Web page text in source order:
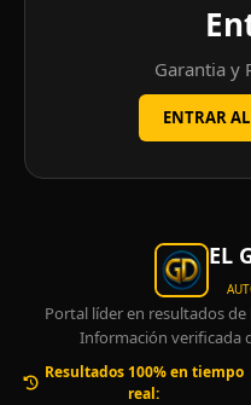
Garantia y
ENTRAR
EL
Portal líder en resultados
Información verificada
Resultados 100% en tiempo
real: